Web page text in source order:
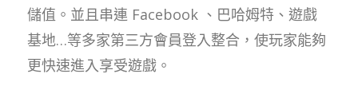
儲值。並且串連 Facebook 、巴哈姆特、遊戲
基地…等多家第三方會員登入整合，使玩家能夠
更快速進入享受遊戲。